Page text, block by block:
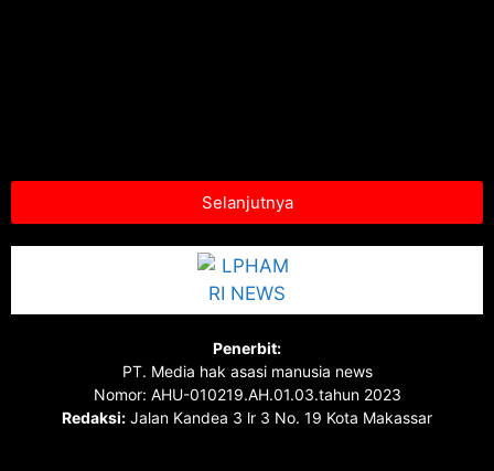
Selanjutnya
Penerbit:
PT. Media hak asasi manusia news
Nomor: AHU-010219.AH.01.03.tahun 2023
Redaksi: Jalan Kandea 3 lr 3 No. 19 Kota Makassar